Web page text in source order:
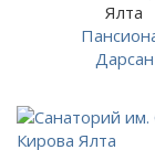
Ялта
Дарсан